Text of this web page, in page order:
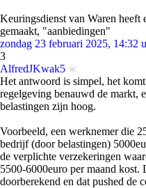
Keuringsdienst van Waren heeft
gemaakt, "aanbiedingen"
zondag 23 februari 2025, 14:32
3
AlfredJKwak5
Het antwoord is simpel, het
regelgeving benauwd de markt,
belastingen zijn hoog.
Voorbeeld, een werknemer die
bedrijf (door belastingen)
de verplichte verzekeringen
5500-6000euro per maand kost.
doorberekend en dat pushed de